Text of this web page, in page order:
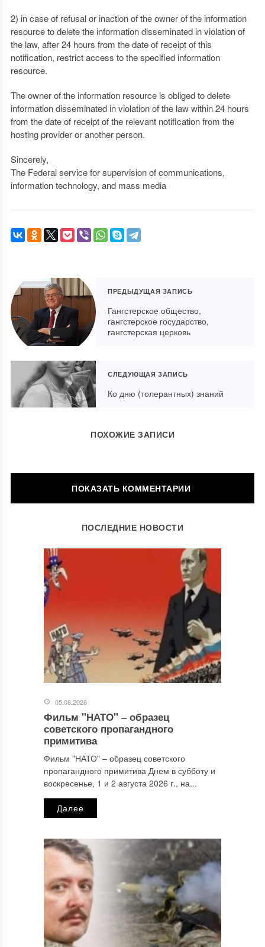
2) in case of refusal or inaction of the owner of the information
resource to delete the information disseminated in violation of
the law, after 24 hours from the date of receipt of this
notification, restrict access to the specified information
resource.
The owner of the information resource is obliged to delete
information disseminated in violation of the law within 24 hours
from the date of receipt of the relevant notification from the
hosting provider or another person.
Sincerely,
The Federal service for supervision of communications,
information technology, and mass media
ПРЕДЫДУЩАЯ ЗАПИСЬ
Гангстерское общество,
гангстерское государство,
гангстерская церковь
СЛЕДУЮЩАЯ ЗАПИСЬ
Ко дню (толерантных) знаний
ПОХОЖИЕ ЗАПИСИ
ОСТАВИТЬ КОММЕНТАРИЙ
Ваш адрес email не будет опубликован. Обязательные поля
Комментарий*
Этот сайт использует Akismet для борьбы со спамом.
ПОСЛЕДНИЕ НОВОСТИ
05.08.2026
Фильм "НАТО" ‒ образец
советского пропагандного
примитива
Фильм "НАТО" ‒ образец советского
пропагандного примитива Днем в субботу и
воскресенье, 1 и 2 августа 2026 г., на...
Далее